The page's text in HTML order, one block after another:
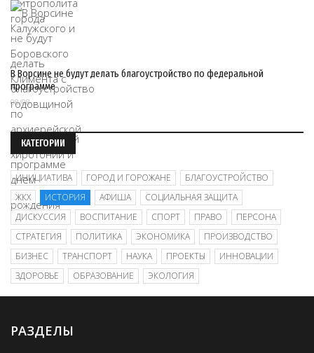
В Ворсине не будут делать благоустройство по федеральной
программе
08/08
КАТЕГОРИИ
ИНИЦИАТИВА ГОРОД И ГОРОЖАНЕ
БЛАГОУСТРОЙСТВО
ЖКХ
ИСТОРИЯ АФИША
СОЦИАЛЬНАЯ ЗАЩИТА
ДИСКУССИЯ
ВОСПИТАНИЕ СПОРТ ПРАВО
ПЕРСОНА
СТРАТЕГИЯ
ПОЛИТИКА ЭКОНОМИКА
ПРОИЗВОДСТВО
БИЗНЕС
ТРАНСПОРТ НАУКА ПРОЕКТЫ
ИННОВАЦИИ
ЗДОРОВЬЕ
ОБРАЗОВАНИЕ ЭКОЛОГИЯ
РАЗДЕЛЫ